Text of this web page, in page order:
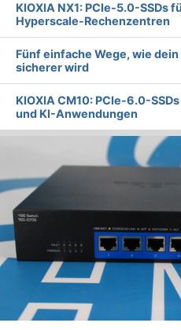
KIOXIA NX1: PCIe-5.0-SSDs
Hyperscale-Rechenzentren
Fünf einfache Wege, wie
sicherer wird
KIOXIA CM10: PCIe-6.0-
und KI-Anwendungen